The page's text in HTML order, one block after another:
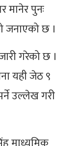
मानेर पुनः
जनाएको छ ।
गरेको छ ।
यही जेठ ९
उल्लेख गरी